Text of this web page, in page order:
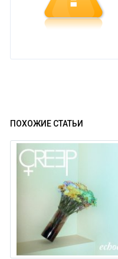
ПОХОЖИЕ СТАТЬИ